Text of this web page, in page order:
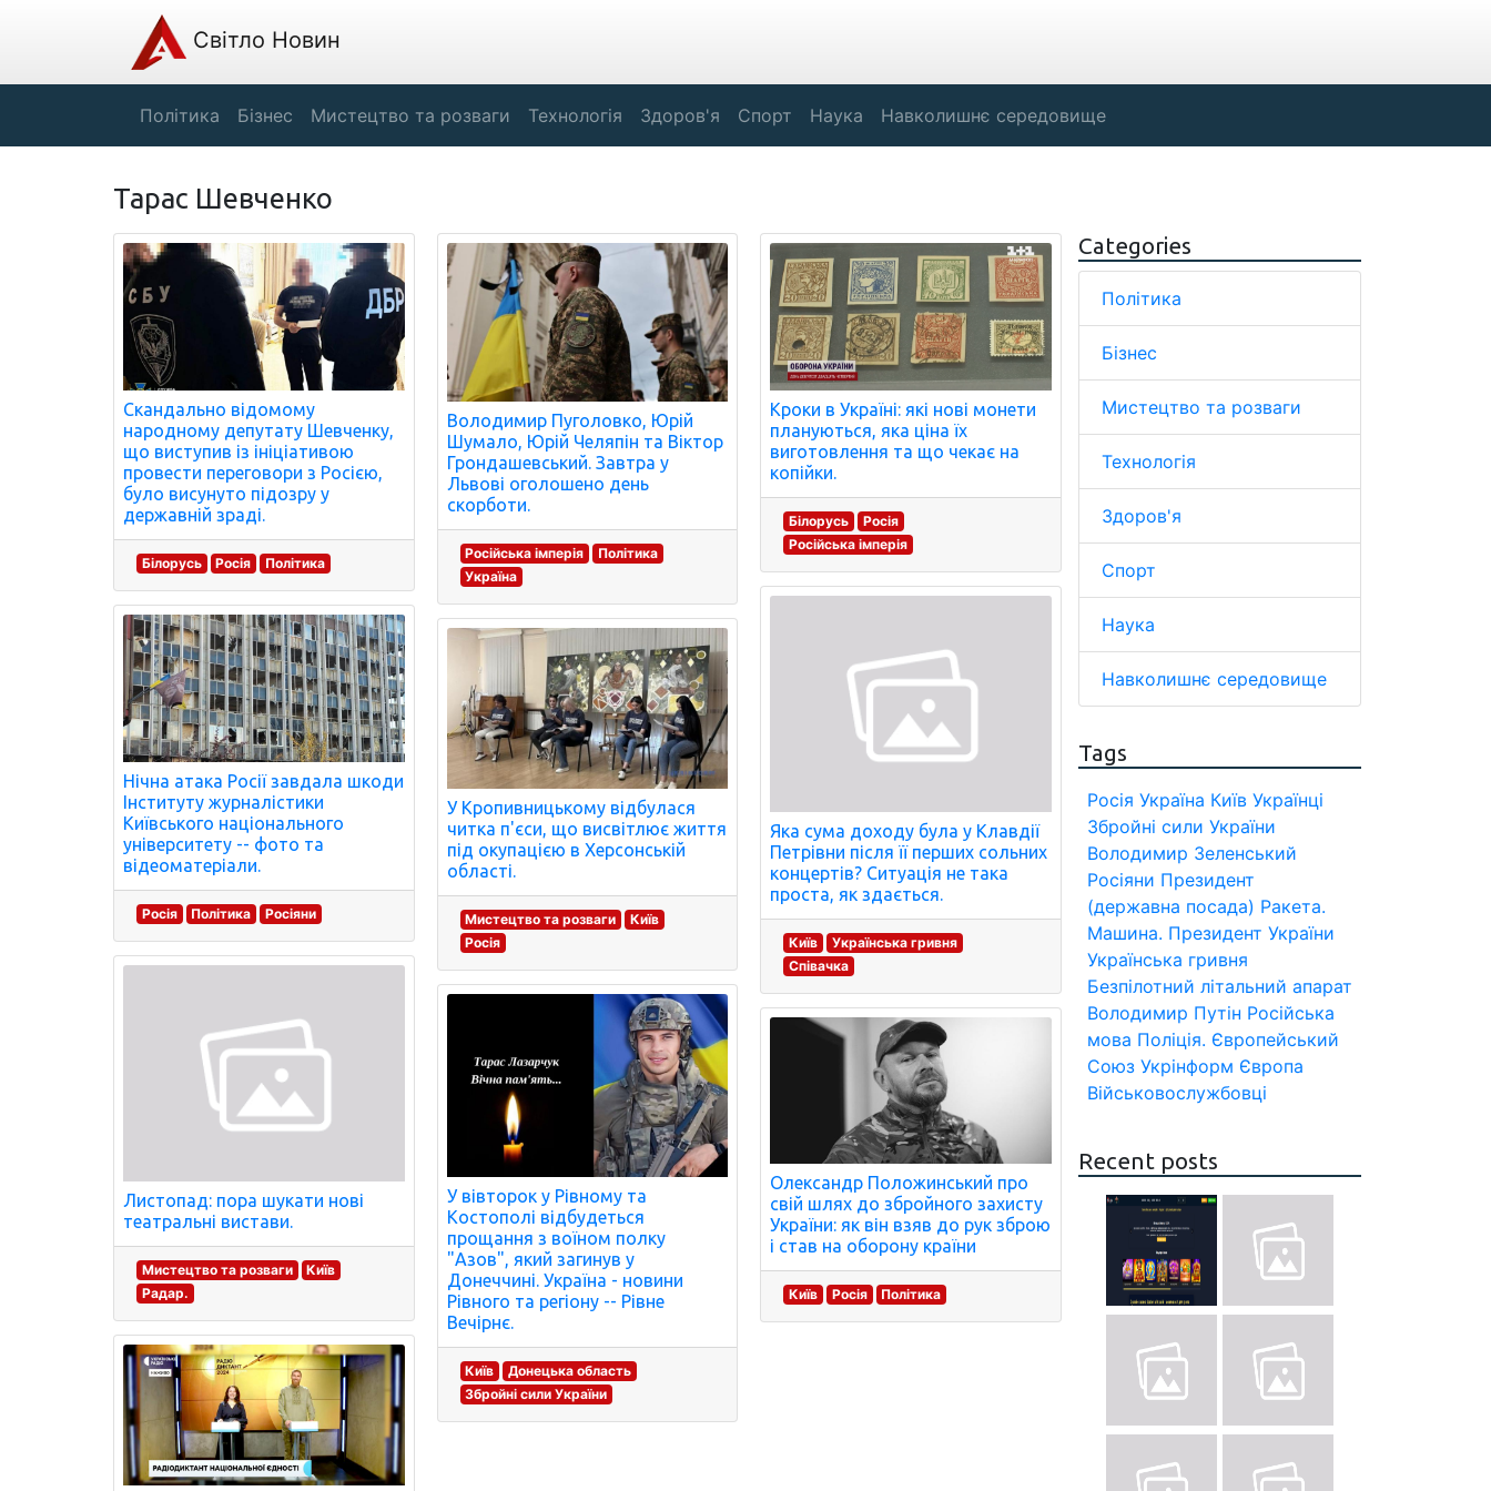
Світло Новин
Політика Бізнес Мистецтво та розваги Технологія Здоров'я Спорт Наука Навколишнє середовище
Тарас Шевченко
Скандально відомому
народному депутату Шевченку,
що виступив із ініціативою
провести переговори з Росією,
було висунуто підозру у
державній зраді.
Білорусь Росія Політика
Нічна атака Росії завдала шкоди
Інституту журналістики
Київського національного
університету -- фото та
відеоматеріали.
Росія Політика Росіяни
Листопад: пора шукати нові
театральні вистави.
Мистецтво та розваги
Київ
Радар.
Володимир Пуголовко, Юрій
Шумало, Юрій Челяпін та Віктор
Грондашевський. Завтра у
Львові оголошено день
скорботи.
Російська імперія
Політика
Україна
У Кропивницькому відбулася
читка п'єси, що висвітлює життя
під окупацією в Херсонській
області.
Мистецтво та розваги
Київ
Росія
У вівторок у Рівному та
Костополі відбудеться
прощання з воїном полку
"Азов", який загинув у
Донеччині. Україна - новини
Рівного та регіону -- Рівне
Вечірнє.
Київ
Донецька область
Збройні сили України
Кроки в Україні: які нові монети
плануються, яка ціна їх
виготовлення та що чекає на
копійки.
Білорусь
Росія
Російська імперія
Яка сума доходу була у Клавдії
Петрівни після її перших сольних
концертів? Ситуація не така
проста, як здається.
Київ
Українська гривня
Співачка
Олександр Положинський про
свій шлях до збройного захисту
України: як він взяв до рук зброю
і став на оборону країни
Київ Росія Політика
Categories
Політика
Бізнес
Мистецтво та розваги
Технологія
Здоров'я
Спорт
Наука
Навколишнє середовище
Tags
Росія Україна Київ Українці
Збройні сили України
Володимир Зеленський
Росіяни Президент
(державна посада) Ракета.
Машина. Президент України
Українська гривня
Безпілотний літальний апарат
Володимир Путін Російська
мова Поліція. Європейський
Союз Укрінформ Європа
Військовослужбовці
Recent posts